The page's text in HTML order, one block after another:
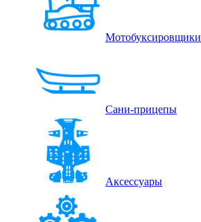
Мотобуксировщики
Сани-прицепы
Аксессуары